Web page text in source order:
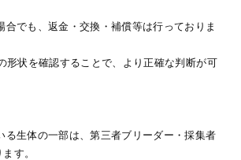
でも、返金・交換・補償等は行っておりま
形状を確認することで、より正確な判断が可
生体の一部は、第三者ブリーダー・採集者
す。